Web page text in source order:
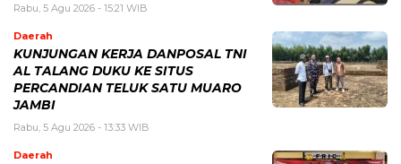
Rabu, 5 Agu 2026 - 15:21 WIB
Daerah
KUNJUNGAN KERJA DANPOSAL TNI
AL TALANG DUKU KE SITUS
PERCANDIAN TELUK SATU MUARO
JAMBI
Rabu, 5 Agu 2026 - 13:33 WIB
Daerah